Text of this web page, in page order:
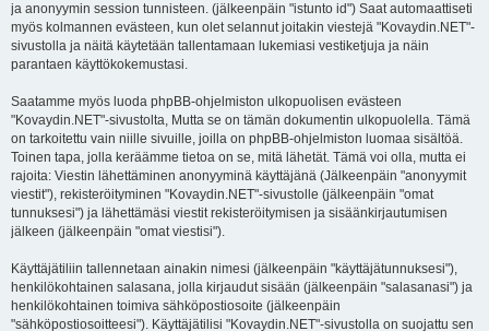
ja anonyymin session tunnisteen. (jälkeenpäin "istunto id") Saat automaattiseti
myös kolmannen evästeen, kun olet selannut joitakin viestejä "Kovaydin.NET"-
sivustolla ja näitä käytetään tallentamaan lukemiasi vestiketjuja ja näin
parantaen käyttökokemustasi.
Saatamme myös luoda phpBB-ohjelmiston ulkopuolisen evästeen
"Kovaydin.NET"-sivustolta, Mutta se on tämän dokumentin ulkopuolella. Tämä
on tarkoitettu vain niille sivuille, joilla on phpBB-ohjelmiston luomaa sisältöä.
Toinen tapa, jolla keräämme tietoa on se, mitä lähetät. Tämä voi olla, mutta ei
rajoita: Viestin lähettäminen anonyyminä käyttäjänä (Jälkeenpäin "anonyymit
viestit"), rekisteröityminen "Kovaydin.NET"-sivustolle (jälkeenpäin "omat
tunnuksesi") ja lähettämäsi viestit rekisteröitymisen ja sisäänkirjautumisen
jälkeen (jälkeenpäin "omat viestisi").
Käyttäjätiliin tallennetaan ainakin nimesi (jälkeenpäin "käyttäjätunnuksesi"),
henkilökohtainen salasana, jolla kirjaudut sisään (jälkeenpäin "salasanasi") ja
henkilökohtainen toimiva sähköpostiosoite (jälkeenpäin
"sähköpostiosoitteesi"). Käyttäjätilisi "Kovaydin.NET"-sivustolla on suojattu sen